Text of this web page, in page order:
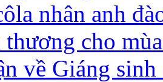
nhân anh
cho
về Giáng sinh